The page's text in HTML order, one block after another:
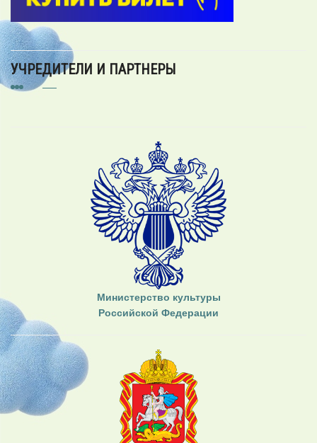
УЧРЕДИТЕЛИ И ПАРТНЕРЫ
Министерство культуры
Российской Федерации